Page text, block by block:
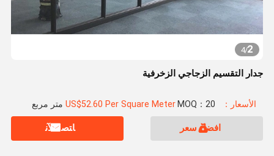
2
/
4
جدار التقسيم الزجاجي الزخرفية
الأسعار：US$52.60 Per Square Meter MOQ：20 متر مربع
افضل سعر ﺎﺘﺼﻟ ﺍﻶﻧ